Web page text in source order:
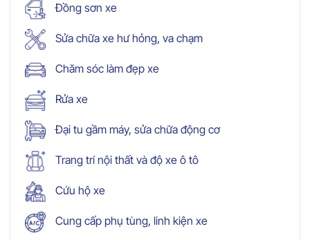
Đồng sơn xe
Sửa chữa xe hư hỏng, va chạm
Chăm sóc làm đẹp xe
Rửa xe
Đại tu gầm máy, sửa chữa động cơ
Trang trí nội thất và độ xe ô tô
Cứu hộ xe
Cung cấp phụ tùng, linh kiện xe